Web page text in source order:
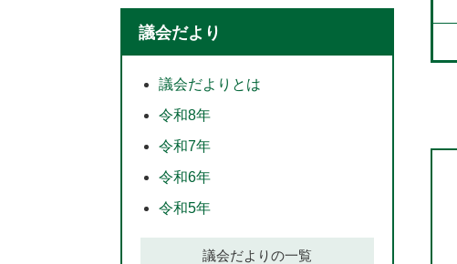
議会だより
議会だよりとは
令和8年
令和7年
令和6年
令和5年
議会だよりの一覧